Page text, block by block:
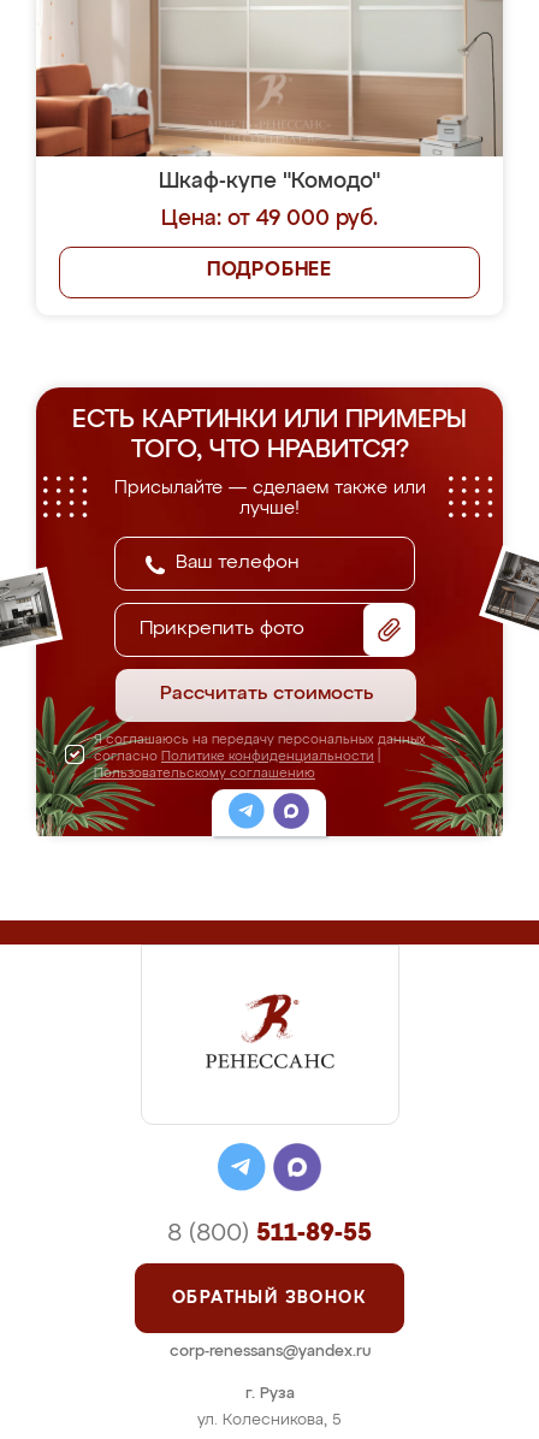
Шкаф-купе "Комодо"
Цена: от 49 000 руб.
ПОДРОБНЕЕ
ЕСТЬ КАРТИНКИ ИЛИ ПРИМЕРЫ
ТОГО, ЧТО НРАВИТСЯ?
Присылайте — сделаем также или
лучше!
Прикрепить фото
Рассчитать стоимость
Я соглашаюсь на передачу персональных данных
согласно Политике конфиденциальности
Пользовательскому соглашению
г. Руза
ул. Колесникова, 5
8 (800) 511-89-55
ОБРАТНЫЙ ЗВОНОК
corp-renessans@yandex.ru